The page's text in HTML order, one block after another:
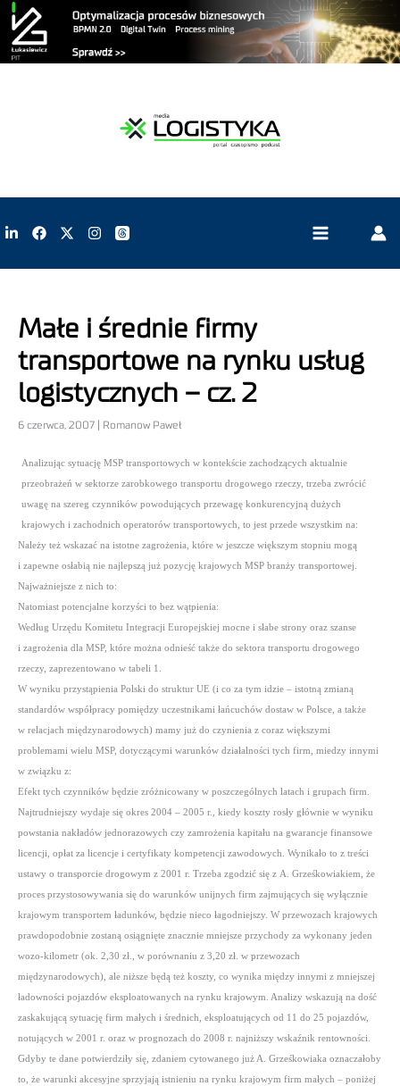
Małe i średnie firmy
transportowe na rynku usług
logistycznych – cz. 2
6 czerwca, 2007 | Romanow Paweł
Analizując sytuację MSP transportowych w kontekście zachodzących aktualnie
przeobrażeń w sektorze zarobkowego transportu drogowego rzeczy, trzeba zwrócić
uwagę na szereg czynników powodujących przewagę konkurencyjną dużych
krajowych i zachodnich operatorów transportowych, to jest przede wszystkim na:
Należy też wskazać na istotne zagrożenia, które w jeszcze większym stopniu mogą
i zapewne osłabią nie najlepszą już pozycję krajowych MSP branży transportowej.
Najważniejsze z nich to:
Natomiast potencjalne korzyści to bez wątpienia:
Według Urzędu Komitetu Integracji Europejskiej mocne i słabe strony oraz szanse
i zagrożenia dla MSP, które można odnieść także do sektora transportu drogowego
rzeczy, zaprezentowano w tabeli 1.
W wyniku przystąpienia Polski do struktur UE (i co za tym idzie – istotną zmianą
standardów współpracy pomiędzy uczestnikami łańcuchów dostaw w Polsce, a także
w relacjach międzynarodowych) mamy już do czynienia z coraz większymi
problemami wielu MSP, dotyczącymi warunków działalności tych firm, miedzy innymi
w związku z:
Efekt tych czynników będzie zróżnicowany w poszczególnych latach i grupach firm.
Najtrudniejszy wydaje się okres 2004 – 2005 r., kiedy koszty rosły głównie w wyniku
powstania nakładów jednorazowych czy zamrożenia kapitału na gwarancje finansowe
licencji, opłat za licencje i certyfikaty kompetencji zawodowych. Wynikało to z treści
ustawy o transporcie drogowym z 2001 r. Trzeba zgodzić się z A. Grześkowiakiem, że
proces przystosowywania się do warunków unijnych firm zajmujących się wyłącznie
krajowym transportem ładunków, będzie nieco łagodniejszy. W przewozach krajowych
prawdopodobnie zostaną osiągnięte znacznie mniejsze przychody za wykonany jeden
wozo-kilometr (ok. 2,30 zł., w porównaniu z 3,20 zł. w przewozach
międzynarodowych), ale niższe będą też koszty, co wynika między innymi z mniejszej
ładowności pojazdów eksploatowanych na rynku krajowym. Analizy wskazują na dość
zaskakującą sytuację firm małych i średnich, eksploatujących od 11 do 25 pojazdów,
notujących w 2001 r. oraz w prognozach do 2008 r. najniższy wskaźnik rentowności.
Gdyby te dane potwierdziły się, zdaniem cytowanego już A. Grześkowiaka oznaczałoby
to, że warunki akcesyjne sprzyjają istnieniu na rynku krajowym firm małych – poniżej